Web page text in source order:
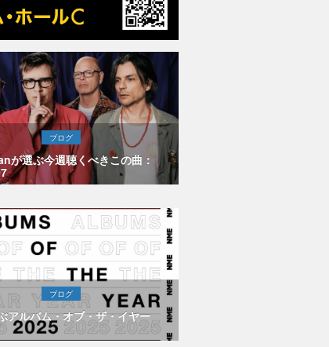
ブログ
が選ぶ今週聴くべきこの曲：
ブログ
アルバム・オブ・ザ・イヤー